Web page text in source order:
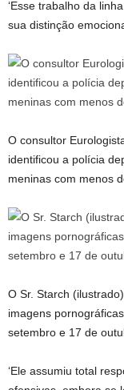
‘Esse trabalho da
sua distinção
O consultor
identificou a polícia
meninas com menos
O Sr. Starch
imagens
setembro e 17 de
‘Ele assumiu total